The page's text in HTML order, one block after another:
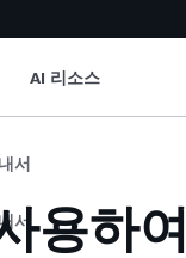
AI 리소스
서
서 용하